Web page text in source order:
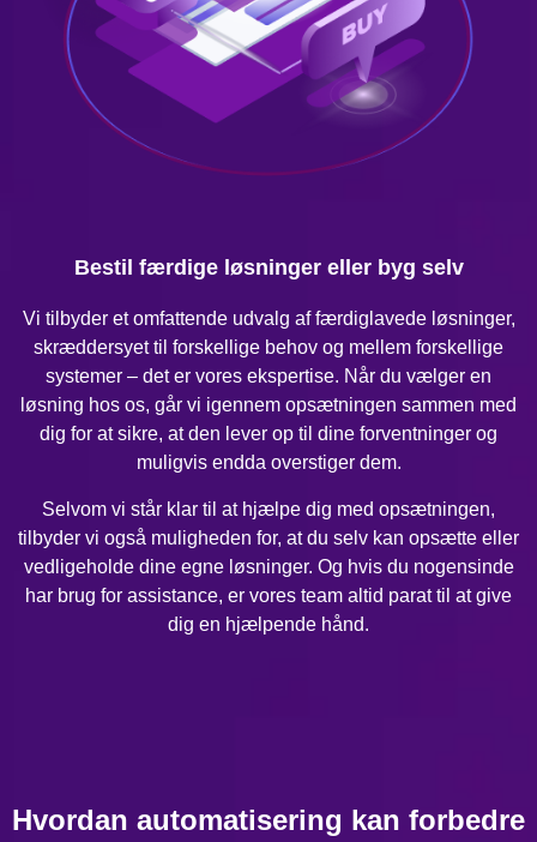
Bestil færdige løsninger eller byg selv
Vi tilbyder et omfattende udvalg af færdiglavede løsninger,
skræddersyet til forskellige behov og mellem forskellige
systemer – det er vores ekspertise. Når du vælger en
løsning hos os, går vi igennem opsætningen sammen med
dig for at sikre, at den lever op til dine forventninger og
muligvis endda overstiger dem.
Selvom vi står klar til at hjælpe dig med opsætningen,
tilbyder vi også muligheden for, at du selv kan opsætte eller
vedligeholde dine egne løsninger. Og hvis du nogensinde
har brug for assistance, er vores team altid parat til at give
dig en hjælpende hånd.
Hvordan automatisering kan forbedre